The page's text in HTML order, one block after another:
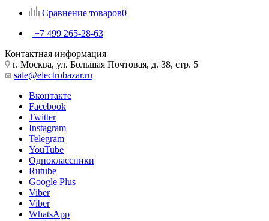
Сравнение товаров0
+7 499 265-28-63
Контактная информация
г. Москва, ул. Большая Почтовая, д. 38, стр. 5
sale@electrobazar.ru
Вконтакте
Facebook
Twitter
Instagram
Telegram
YouTube
Одноклассники
Rutube
Google Plus
Viber
Viber
WhatsApp